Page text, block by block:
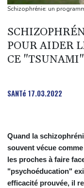
Téhéran pose ses
Lionel Messi en
décédé
Le cancer de Joe
Schizophrénie: un
POUR AIDER
CE "TSUNAMI"
SANTé 17.03.2022
Quand la
souvent vécue
les proches à faire
"psychoéducation"
efficacité prouvée, il